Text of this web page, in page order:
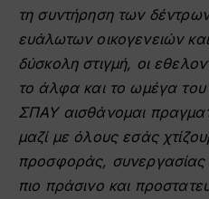
τη συντήρηση των
ευάλωτων οικογενειών
δύσκολη στιγμή, οι
το άλφα και το ωμέγα
ΣΠΑΥ αισθάνομαι
μαζί με όλους εσάς
προσφοράς, συνεργασίας
πιο πράσινο και